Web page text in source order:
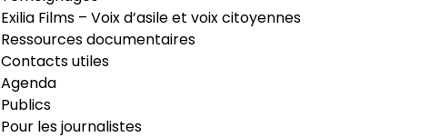
Exilia Films – Voix d’asile et voix citoyennes
Ressources documentaires
Contacts utiles
Agenda
Publics
Pour les journalistes